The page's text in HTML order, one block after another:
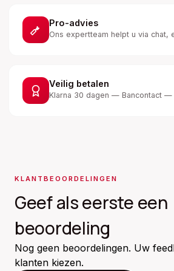
Pro-advies
Ons expertteam helpt u via chat,
Veilig betalen
Klarna 30 dagen — Bancontact —
KLANTBEOORDELINGEN
Geef als eerste een
beoordeling
Nog geen beoordelingen. Uw
klanten kiezen.